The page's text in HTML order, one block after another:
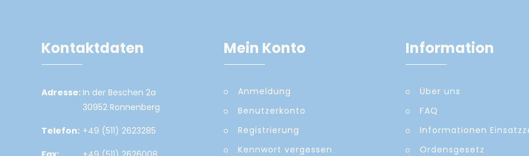
Kontaktdaten
Adresse: In der Beschen 2a
30952 Ronnenberg
Telefon: +49 (511) 2623285
Mein Konto
Anmeldung
Benutzerkonto
Registrierung
Kennwort vergessen
Information
Über uns
FAQ
Informationen
Ordensgesetz